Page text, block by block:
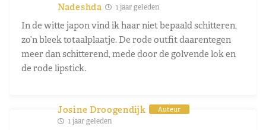
Nadeshda 1 jaar geleden
In de witte japon vind ik haar niet bepaald schitteren,
zo’n bleek totaalplaatje. De rode outfit daarentegen
meer dan schitterend, mede door de golvende lok en
de rode lipstick.
Josine Droogendijk Auteur
1 jaar geleden